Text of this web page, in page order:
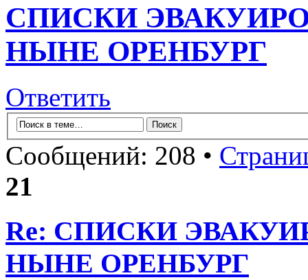
СПИСКИ
НЫНЕ ОРЕНБУРГ
Ответить
Сообщений: 208 •
21
Re: СПИСКИ
НЫНЕ ОРЕНБУРГ